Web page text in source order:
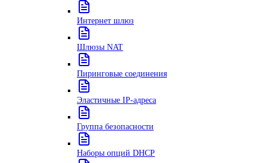
Интернет шлюз
Шлюзы NAT
Пиринговые соединения
Эластичные IP-адреса
Группа безопасности
Наборы опций DHCP